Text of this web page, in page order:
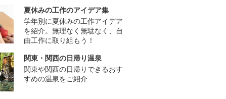
夏休みの工作のアイデア集
学年別に夏休みの工作アイデア
を紹介。無理なく無駄なく、自
由工作に取り組もう！
関東・関西の日帰り温泉
関東や関西の日帰りできるおす
すめの温泉をご紹介